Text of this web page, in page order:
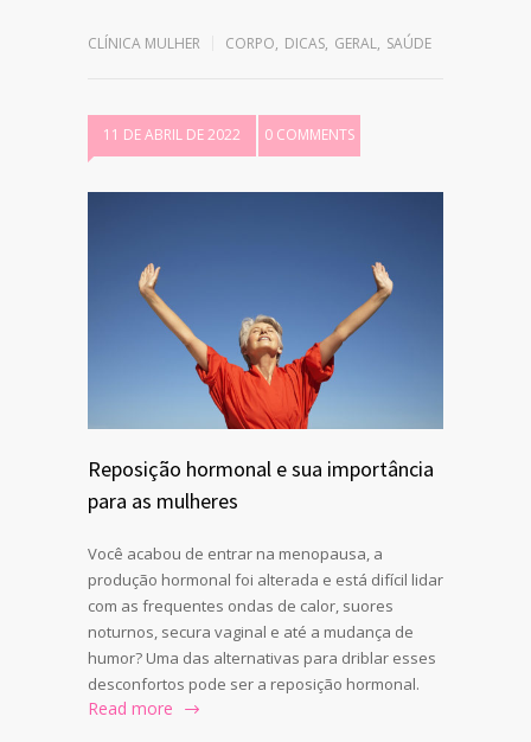
CLÍNICA MULHER CORPO, DICAS, GERAL, SAÚDE
11 DE ABRIL DE 2022 0 COMMENTS
Reposição hormonal e sua importância
para as mulheres
Você acabou de entrar na menopausa, a
produção hormonal foi alterada e está difícil lidar
com as frequentes ondas de calor, suores
noturnos, secura vaginal e até a mudança de
humor? Uma das alternativas para driblar esses
desconfortos pode ser a reposição hormonal.
Read more